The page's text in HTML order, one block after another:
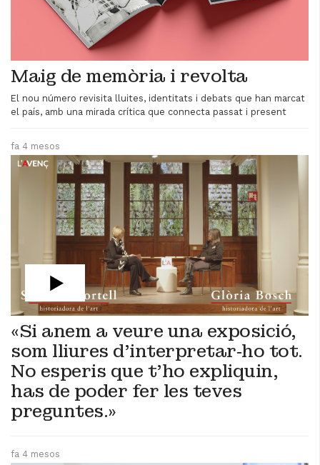
Maig de memòria i revolta
El nou número revisita lluites, identitats i debats que han marcat
el país, amb una mirada crítica que connecta passat i present
fa 4 mesos
«Si anem a veure una exposició,
som lliures d’interpretar‑ho tot.
No esperis que t’ho expliquin,
has de poder fer les teves
preguntes.»
fa 4 mesos